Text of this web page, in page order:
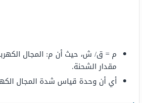
م = ق/ ش، حيث أن م: المجال
مقدار الشحنة.
أي أن وحدة قياس شدة المجال